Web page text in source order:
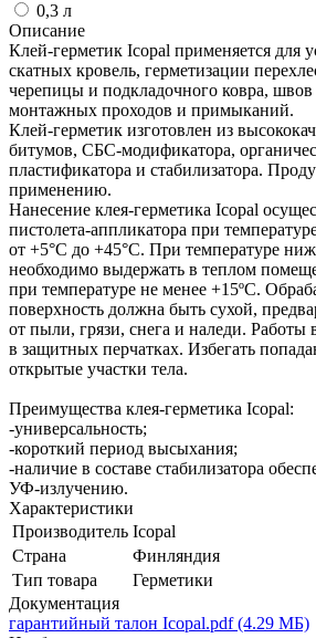
0,3 л
Описание
Клей-герметик Icopal применяется для
скатных кровель, герметизации
черепицы и подкладочного ковра, швов
монтажных проходов и примыканий.
Клей-герметик изготовлен из
битумов, СБС-модификатора,
пластификатора и стабилизатора.
применению.
Нанесение клея-герметика Icopal
пистолета-аппликатора при
от +5°С до +45°С. При температуре
необходимо выдержать в теплом
при температуре не менее +15ºС.
поверхность должна быть сухой,
от пыли, грязи, снега и наледи. Работы
в защитных перчатках. Избегать
открытые участки тела.
Преимущества клея-герметика Icopal:
-универсальность;
-короткий период высыхания;
-наличие в составе стабилизатора
УФ-излучению.
Характеристики
Производитель Icopal
Страна
Финляндия
Тип товара
Герметики
Документация
гарантийный талон Icopal.pdf (4.29 МБ)